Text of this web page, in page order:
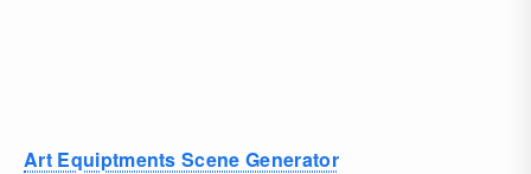
Art Equiptments Scene Generator